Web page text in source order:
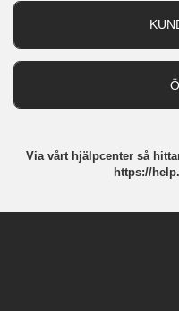
Integritetspolicy
Via vårt hjälpcenter så
https://